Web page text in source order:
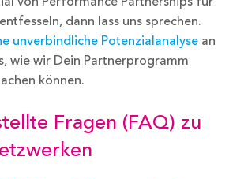
dann lass uns sprechen.
unverbindliche Potenzialanalyse an
wie wir Dein Partnerprogramm
können.
Fragen (FAQ) zu